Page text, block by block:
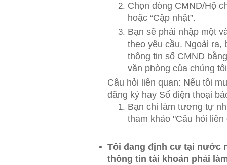
Chọn dòng CMND/Hộ
hoặc “Cập nhật”.
Bạn sẽ phải nhập một
theo yêu cầu. Ngoài ra,
thông tin số CMND
văn phòng của chúng
Câu hỏi liên quan: Nếu tôi
đăng ký hay Số điện thoại
Bạn chỉ làm tương tự
tham khảo "Câu hỏi
Tôi đang định cư tại nước
thông tin tài khoản phải